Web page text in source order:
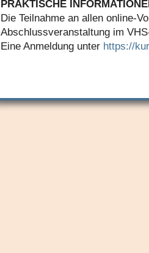
PRAKTISCHE
Die Teilnahme an allen online-
Abschlussveranstaltung im
Eine Anmeldung unter https://